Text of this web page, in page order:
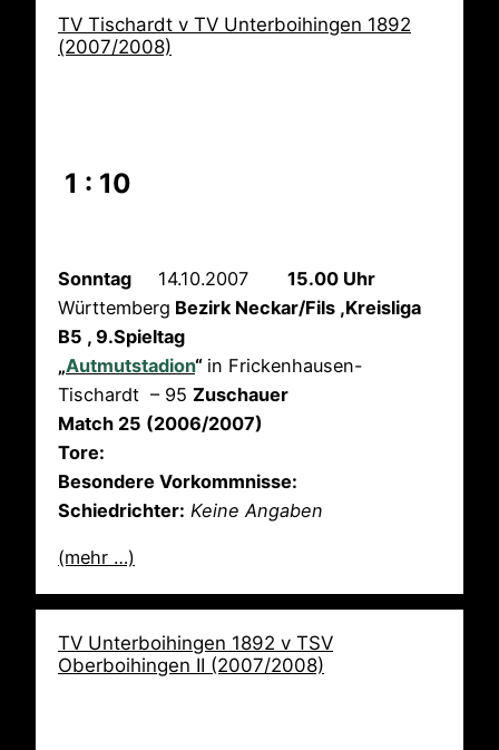
TV Tischardt v TV Unterboihingen 1892
(2007/2008)
1 : 10
Sonntag 14.10.2007 15.00 Uhr
Württemberg Bezirk Neckar/Fils ,Kreisliga
B5 , 9.Spieltag
„Autmutstadion“ in Frickenhausen-
Tischardt – 95 Zuschauer
Match 25 (2006/2007)
Tore:
Besondere Vorkommnisse:
Schiedrichter: Keine Angaben
(mehr …)
TV Unterboihingen 1892 v TSV
Oberboihingen II (2007/2008)